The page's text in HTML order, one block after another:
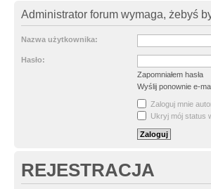
Administrator forum wymaga, żebyś
Nazwa użytkownika:
Hasło:
Zapomniałem hasła
Wyślij ponownie e-
Zaloguj mnie
Ukryj mój status
REJESTRACJA